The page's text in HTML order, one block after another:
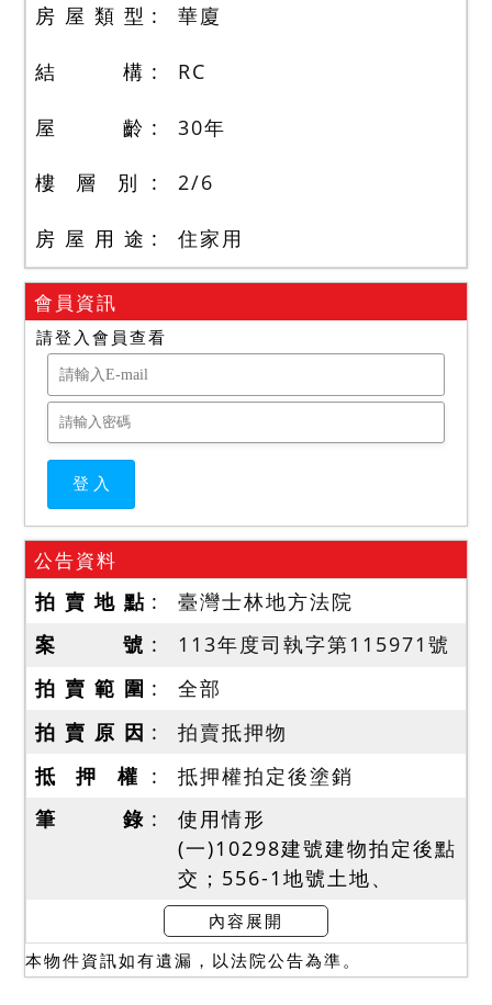
房 屋 類 型 華廈
結 構 RC
屋 齡 30年
樓 層 別 2/6
房 屋 用 途 住家用
會員資訊
請登入會員查看
公告資料
拍 賣 地 點
臺灣士林地方法院
案 號
113年度司執字第115971號
拍 賣 範 圍
全部
拍 賣 原 因
拍賣抵押物
抵 押 權
抵押權拍定後塗銷
筆 錄
使用情形
(一)10298建號建物拍定後點
交；556-1地號土地、
10302建號建物係拍賣不動
產應有部分，查無債務人現
實占有部分，557-1、557-2
內容展開
本物件資訊如有遺漏，以法院公告為準。